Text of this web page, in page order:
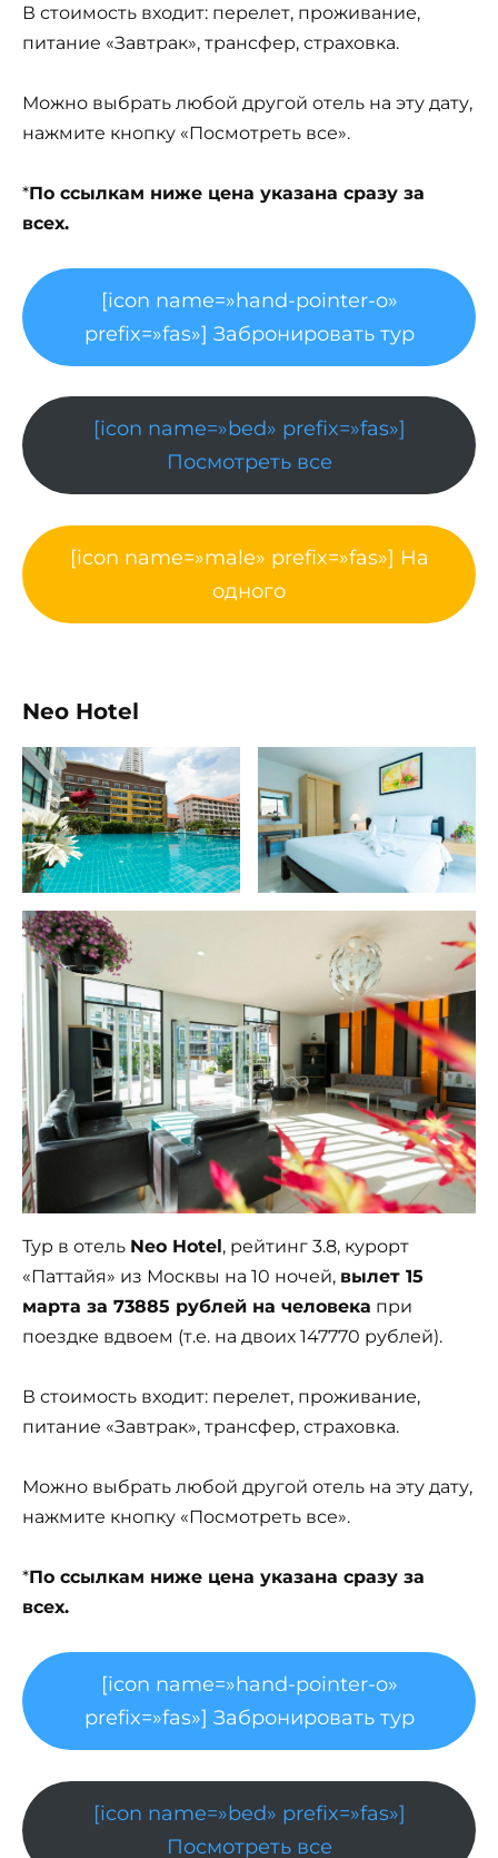
В стоимость входит: перелет, проживание,
питание «Завтрак», трансфер, страховка.
Можно выбрать любой другой отель на эту дату,
нажмите кнопку «Посмотреть все».
*По ссылкам ниже цена указана сразу за
всех.
[icon name=»hand-pointer-o»
prefix=»fas»] Забронировать тур
[icon name=»bed» prefix=»fas»]
Посмотреть все
[icon name=»male» prefix=»fas»] На
одного
Neo Hotel
Тур в отель Neo Hotel, рейтинг 3.8, курорт
«Паттайя» из Москвы на 10 ночей, вылет 15
марта за 73885 рублей на человека при
поездке вдвоем (т.е. на двоих 147770 рублей).
В стоимость входит: перелет, проживание,
питание «Завтрак», трансфер, страховка.
Можно выбрать любой другой отель на эту дату,
нажмите кнопку «Посмотреть все».
*По ссылкам ниже цена указана сразу за
всех.
[icon name=»hand-pointer-o»
prefix=»fas»] Забронировать тур
[icon name=»bed» prefix=»fas»]
Посмотреть все